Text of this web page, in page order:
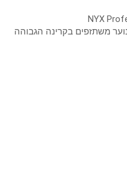
NYX
משתזפים בקרינה הגבוהה